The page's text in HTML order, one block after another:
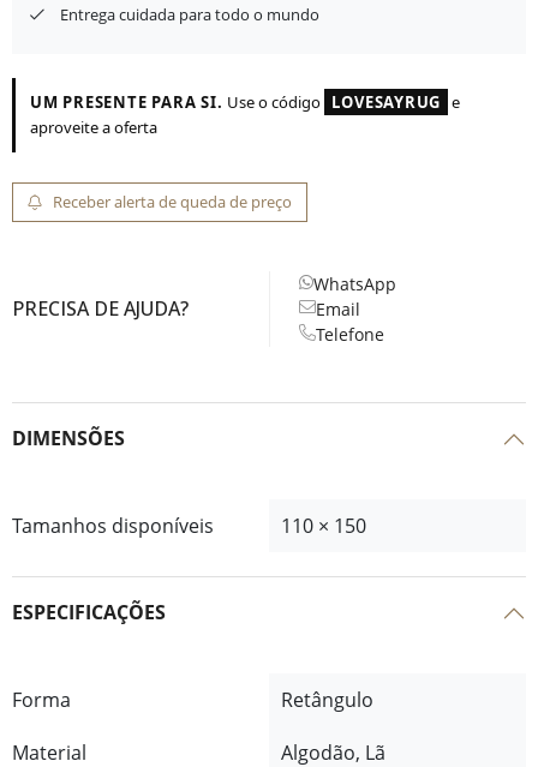
Entrega cuidada para todo o mundo
UM PRESENTE PARA SI. Use o código LOVESAYRUG e
aproveite a oferta
Receber alerta de queda de preço
PRECISA DE AJUDA?
WhatsApp
Email
Telefone
DIMENSÕES
Tamanhos disponíveis 110 × 150
ESPECIFICAÇÕES
Forma
Retângulo
Material
Algodão, Lã